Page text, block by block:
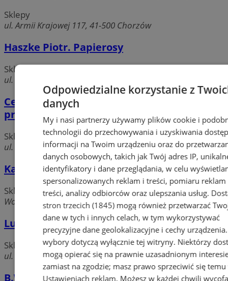
Sklepy
ul. Armii Krajowej 117, 41-500 Chorzów
Haszke Piotr. Papierosy
Sklepy
ul. Cmentarna 13, 41-500 chorzów
Cebula Jacek, Irena. Sklep z art.
przemysłowymi
Sklepy
ul. Armii Krajowej 69, 41-500 Chorzów
Kalemba Jolanta. Sklep wielobranżowy
Sklepy
Wolności, 41-500 Chorzów
Luxon SC. Sklep spożywczo - monopolowy
Sklepy
ul. 11 Listopada 71, 41-500 Chorzów
B.W. Studio agencja
Odpowiedzialne korzystanie z
danych
My i nasi partnerzy używamy plików cookie i
technologii do przechowywania i uzyskiwania
informacji na Twoim urządzeniu oraz do
danych osobowych, takich jak Twój adres IP,
identyfikatory i dane przeglądania, w celu
spersonalizowanych reklam i treści, pomiaru reklam
treści, analizy odbiorców oraz ulepszania usług.
stron trzecich (1845)mogą również przetwarzać
dane w tych i innych celach, w tym wykorzystywać
precyzyjne dane geolokalizacyjne i cechy
wybory dotyczą wyłącznie tej witryny. Niektórzy
mogą opierać się na prawnie uzasadnionym
zamiast na zgodzie; masz prawo sprzeciwić się temu
Ustawieniach reklam. Możesz w każdej chwili